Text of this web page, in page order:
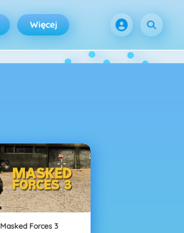
Więcej
Masked Forces 3